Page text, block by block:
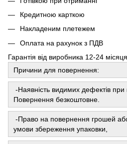
Кредитною карткою
Накладеним плетежем
Оплата на рахунок з ПДВ
Гарантія від виробника 12-24
Причини для повернення:
-Наявність видимих ​​дефектів
Повернення безкоштовне.
-Право на повернення грошей
умови збереження упаковки,